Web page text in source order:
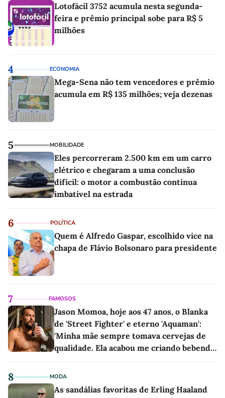
Lotofácil 3752 acumula nesta segunda-
feira e prêmio principal sobe para R$ 5
milhões
4 ECONOMIA
Mega-Sena não tem vencedores e prêmio
acumula em R$ 135 milhões; veja dezenas
5 MOBILIDADE
Eles percorreram 2.500 km em um carro
elétrico e chegaram a uma conclusão
difícil: o motor a combustão continua
imbatível na estrada
6 POLÍTICA
Quem é Alfredo Gaspar, escolhido vice na
chapa de Flávio Bolsonaro para presidente
7 FAMOSOS
Jason Momoa, hoje aos 47 anos, o Blanka
de 'Street Fighter' e eterno 'Aquaman':
'Minha mãe sempre tomava cervejas de
qualidade. Ela acabou me criando bebendo
8 MODA
As sandálias favoritas de Erling Haaland